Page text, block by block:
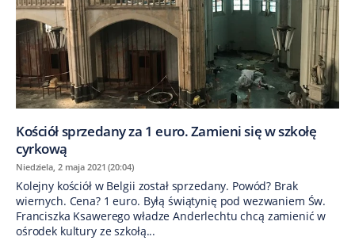
Kościół sprzedany za 1 euro. Zamieni się w szkołę
cyrkową
Niedziela, 2 maja 2021 (20:04)
Kolejny kościół w Belgii został sprzedany. Powód? Brak
wiernych. Cena? 1 euro. Byłą świątynię pod wezwaniem Św.
Franciszka Ksawerego władze Anderlechtu chcą zamienić w
ośrodek kultury ze szkołą...